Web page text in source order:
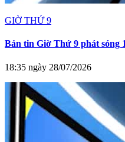
GIỜ THỨ 9
Bản tin Giờ Thứ 9 phát sóng
18:35 ngày 28/07/2026